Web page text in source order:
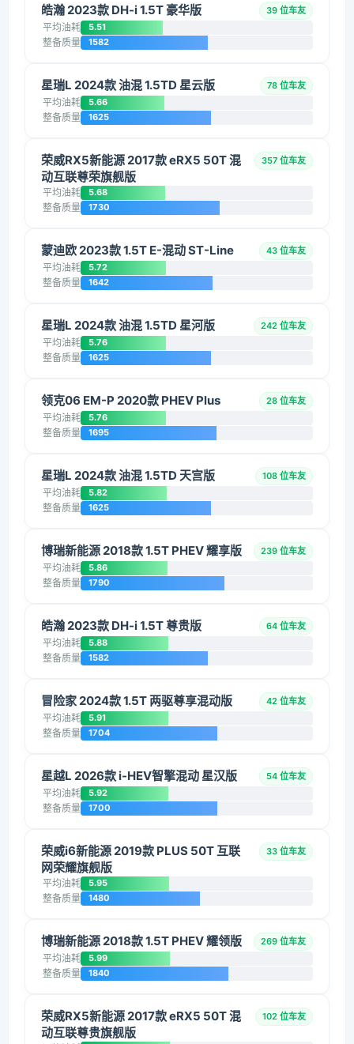
皓瀚 2023款 DH-i 1.5T 豪华版 39 位车友
平均油耗 5.51
整备质量 1582
星瑞L 2024款 油混 1.5TD 星云版 78 位车友
平均油耗 5.66
整备质量 1625
荣威RX5新能源 2017款 eRX5 50T 混
动互联尊荣旗舰版
357 位车友
平均油耗 5.68
整备质量 1730
蒙迪欧 2023款 1.5T E-混动 ST-Line 43 位车友
平均油耗 5.72
整备质量 1642
星瑞L 2024款 油混 1.5TD 星河版 242 位车友
平均油耗 5.76
整备质量 1625
领克06 EM-P 2020款 PHEV Plus 28 位车友
平均油耗 5.76
整备质量 1695
星瑞L 2024款 油混 1.5TD 天宫版 108 位车友
平均油耗 5.82
整备质量 1625
博瑞新能源 2018款 1.5T PHEV 耀享版 239 位车友
平均油耗 5.86
整备质量 1790
皓瀚 2023款 DH-i 1.5T 尊贵版 64 位车友
平均油耗 5.88
整备质量 1582
冒险家 2024款 1.5T 两驱尊享混动版 42 位车友
平均油耗 5.91
整备质量 1704
星越L 2026款 i-HEV智擎混动 星汉版 54 位车友
平均油耗 5.92
整备质量 1700
荣威i6新能源 2019款 PLUS 50T 互联
网荣耀旗舰版
33 位车友
平均油耗 5.95
整备质量 1480
博瑞新能源 2018款 1.5T PHEV 耀领版 269 位车友
平均油耗 5.99
整备质量 1840
荣威RX5新能源 2017款 eRX5 50T 混
动互联尊贵旗舰版
102 位车友